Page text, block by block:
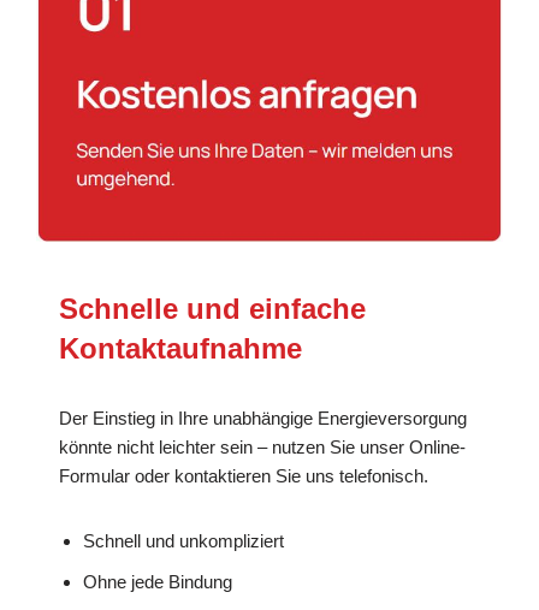
Schnelle und einfache
Kontaktaufnahme
Der Einstieg in Ihre unabhängige Energieversorgung
könnte nicht leichter sein – nutzen Sie unser Online-
Formular oder kontaktieren Sie uns telefonisch.
Schnell und unkompliziert
Ohne jede Bindung